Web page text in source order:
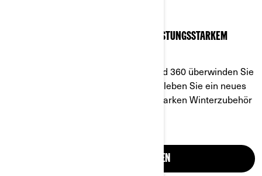
GEHEN SIE IHREN EIGENEN WEG MIT LEISTUNGSSTARKEM
Mit den Track-Kits Apache 360 LT und 360 überwinden Sie
Matsch, Schnee und ganze Hügel. Erleben Sie ein neues
Off-Road-Feeling mit dem leistungsstarken Winterzubehör
JETZT ANSEHEN